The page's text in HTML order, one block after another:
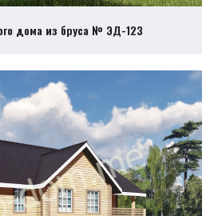
дома из бруса № ЭД-123